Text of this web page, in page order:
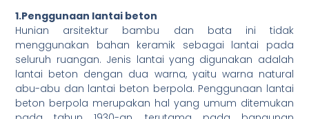
1.Penggunaan lantai beton
Hunian arsitektur bambu dan bata ini tidak
menggunakan bahan keramik sebagai lantai pada
seluruh ruangan. Jenis lantai yang digunakan adalah
lantai beton dengan dua warna, yaitu warna natural
abu-abu dan lantai beton berpola. Penggunaan lantai
beton berpola merupakan hal yang umum ditemukan